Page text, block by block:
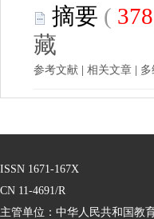
摘要 ( 378
藏
参考文献 相关文章 多
ISSN 1671-167X
CN 11-4691/R
主管单位：中华人民共和国教